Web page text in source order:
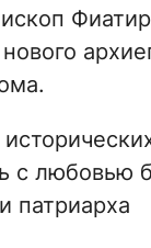
с любовью
патриарха